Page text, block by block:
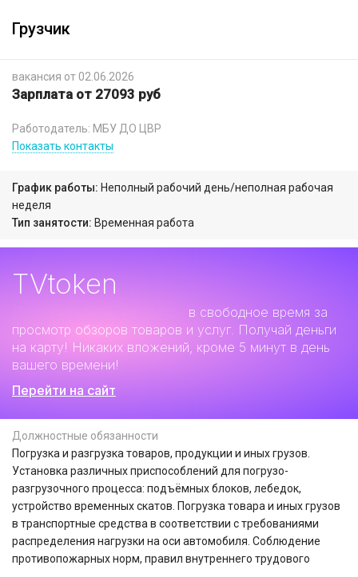
Грузчик
вакансия от 02.06.2026
Зарплата от 27093 руб
Работодатель: МБУ ДО ЦВР
Показать контакты
График работы: Неполный рабочий день/неполная рабочая
неделя
Тип занятости: Временная работа
TVtoken
в свободное время за
просмотр обзоров товаров и услуг. Получай деньги
на карту! Никаких вложений, кроме 5 минут в день
вашего времени!
Перейти на сайт
Должностные обязанности
Погрузка и разгрузка товаров, продукции и иных грузов.
Установка различных приспособлений для погрузо-
разгрузочного процесса: подъёмных блоков, лебедок,
устройство временных скатов. Погрузка товара и иных грузов
в транспортные средства в соответствии с требованиями
распределения нагрузки на оси автомобиля. Соблюдение
противопожарных норм, правил внутреннего трудового